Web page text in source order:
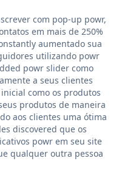
com pop-up powr,
em mais de 250%
aumentado sua
utilizando powr
powr slider como
a seus clientes
como os produtos
produtos de maneira
aos clientes uma ótima
discovered que os
powr em seu site
qualquer outra pessoa